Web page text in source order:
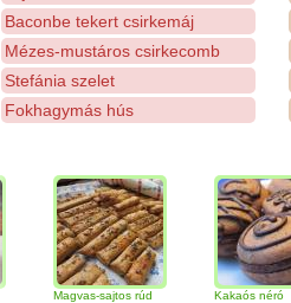
Baconbe tekert csirkemáj
Mézes-mustáros csirkecomb
Stefánia szelet
Fokhagymás hús
Magvas-sajtos rúd Kakaós néró